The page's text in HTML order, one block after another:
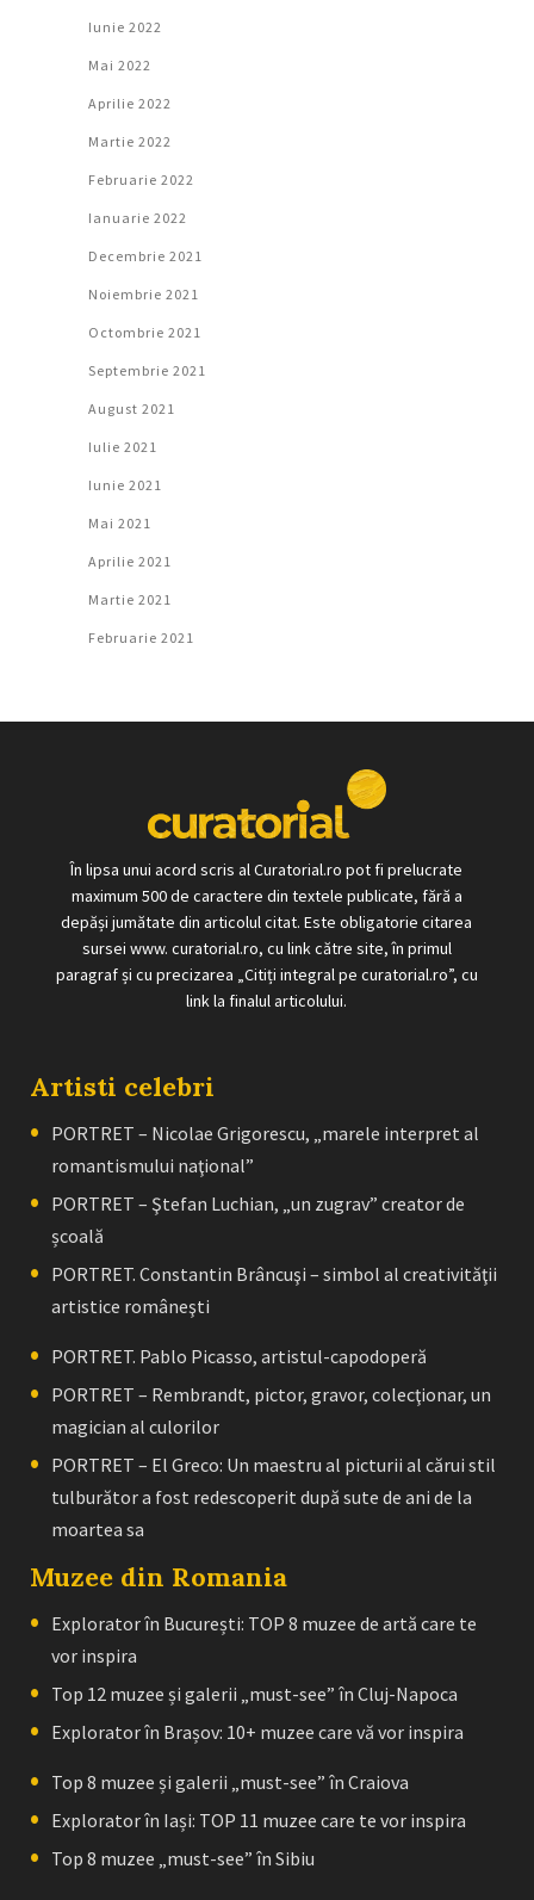
Iunie 2022
Mai 2022
Aprilie 2022
Martie 2022
Februarie 2022
Ianuarie 2022
Decembrie 2021
Noiembrie 2021
Octombrie 2021
Septembrie 2021
August 2021
Iulie 2021
Iunie 2021
Mai 2021
Aprilie 2021
Martie 2021
Februarie 2021
În lipsa unui acord scris al Curatorial.ro pot fi prelucrate
maximum 500 de caractere din textele publicate, fără a
depăși jumătate din articolul citat. Este obligatorie citarea
sursei www. curatorial.ro, cu link către site, în primul
paragraf și cu precizarea „Citiți integral pe curatorial.ro”, cu
link la finalul articolului.
Artisti celebri
PORTRET – Nicolae Grigorescu, „marele interpret al
romantismului naţional”
PORTRET – Ştefan Luchian, „un zugrav” creator de
școală
PORTRET. Constantin Brâncuşi – simbol al creativităţii
artistice româneşti
PORTRET. Pablo Picasso, artistul-capodoperă
PORTRET – Rembrandt, pictor, gravor, colecţionar, un
magician al culorilor
PORTRET – El Greco: Un maestru al picturii al cărui stil
tulburător a fost redescoperit după sute de ani de la
moartea sa
Muzee din Romania
Explorator în București: TOP 8 muzee de artă care te
vor inspira
Top 12 muzee și galerii „must-see” în Cluj-Napoca
Explorator în Brașov: 10+ muzee care vă vor inspira
Top 8 muzee și galerii „must-see” în Craiova
Explorator în Iași: TOP 11 muzee care te vor inspira
Top 8 muzee „must-see” în Sibiu